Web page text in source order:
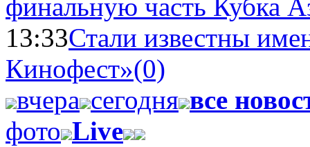
финальную часть Кубка
13:33Стали известны
Кинофест»(0)
вчера сегодня все
фото Live